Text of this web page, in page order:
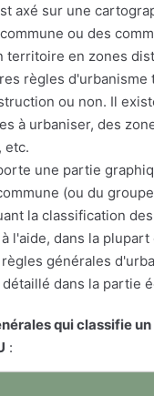
axé sur une
ou des
territoire en zones
règles d'urbanisme
ou non. Il
à urbaniser, des
etc.
une partie
(ou du
la classification
l'aide, dans la plupart
générales
dans la partie
qui classifie
: